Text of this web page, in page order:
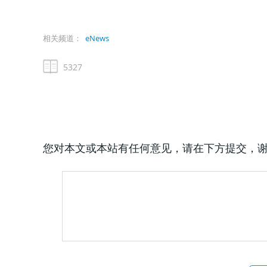
相关频道： eNews
5327
您对本文或本站有任何意见，请在下方提交，